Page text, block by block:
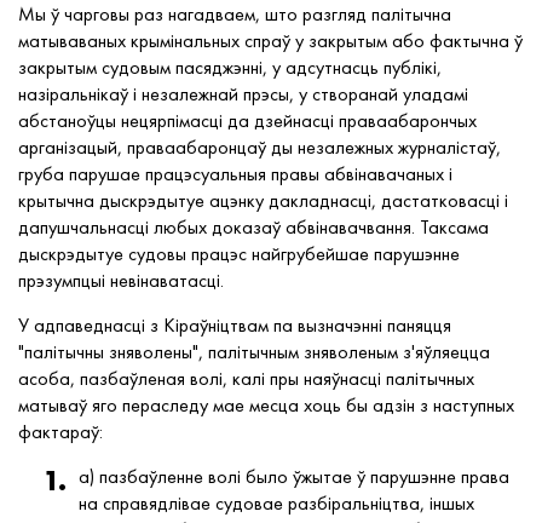
Мы ў чарговы раз нагадваем, што разгляд палітычна
матываваных крымінальных спраў у закрытым або фактычна ў
закрытым судовым пасяджэнні, у адсутнасць публікі,
назіральнікаў і незалежнай прэсы, у створанай уладамі
абстаноўцы нецярпімасці да дзейнасці праваабарончых
арганізацый, праваабаронцаў ды незалежных журналістаў,
груба парушае працэсуальныя правы абвінавачаных і
крытычна дыскрэдытуе ацэнку дакладнасці, дастатковасці і
дапушчальнасці любых доказаў абвінавачвання. Таксама
дыскрэдытуе судовы працэс найгрубейшае парушэнне
прэзумпцыі невінаватасці.
У адпаведнасці з Кіраўніцтвам па вызначэнні паняцця
"палітычны зняволены", палітычным зняволеным з'яўляецца
асоба, пазбаўленая волі, калі пры наяўнасці палітычных
матываў яго пераследу мае месца хоць бы адзін з наступных
фактараў:
a) пазбаўленне волі было ўжытае ў парушэнне права
на справядлівае судовае разбіральніцтва, іншых